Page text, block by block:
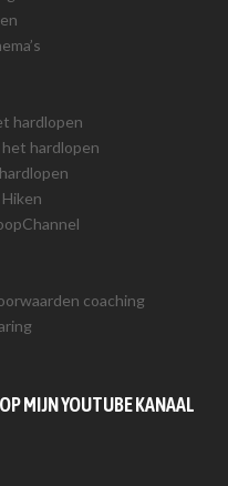
hardlopen
hardlopen
coaching
MIJN YOUTUBE KANAAL